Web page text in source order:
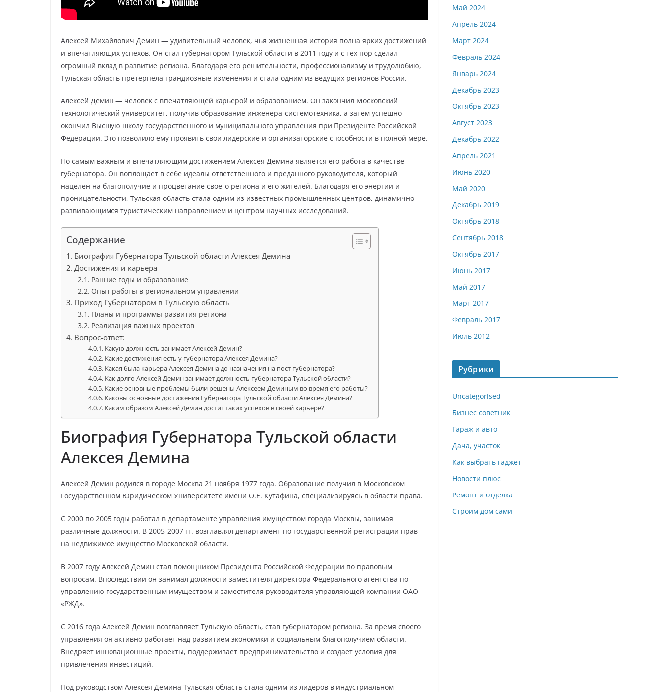
Алексей Михайлович Демин — удивительный человек, чья жизненная история полна ярких достижений
и впечатляющих успехов. Он стал губернатором Тульской области в 2011 году и с тех пор сделал
огромный вклад в развитие региона. Благодаря его решительности, профессионализму и трудолюбию,
Тульская область претерпела грандиозные изменения и стала одним из ведущих регионов России.
Алексей Демин — человек с впечатляющей карьерой и образованием. Он закончил Московский
технологический университет, получив образование инженера-системотехника, а затем успешно
окончил Высшую школу государственного и муниципального управления при Президенте Российской
Федерации. Это позволило ему проявить свои лидерские и организаторские способности в полной мере.
Но самым важным и впечатляющим достижением Алексея Демина является его работа в качестве
губернатора. Он воплощает в себе идеалы ответственного и преданного руководителя, который
нацелен на благополучие и процветание своего региона и его жителей. Благодаря его энергии и
проницательности, Тульская область стала одним из известных промышленных центров, динамично
развивающимся туристическим направлением и центром научных исследований.
Содержание
Биография Губернатора Тульской области Алексея Демина
Достижения и карьера
Ранние годы и образование
Опыт работы в региональном управлении
Приход Губернатором в Тульскую область
Планы и программы развития региона
Реализация важных проектов
Вопрос-ответ:
Какую должность занимает Алексей Демин?
Какие достижения есть у губернатора Алексея Демина?
Какая была карьера Алексея Демина до назначения на пост губернатора?
Как долго Алексей Демин занимает должность губернатора Тульской области?
Какие основные проблемы были решены Алексеем Деминым во время его работы?
Каковы основные достижения Губернатора Тульской области Алексея Демина?
Каким образом Алексей Демин достиг таких успехов в своей карьере?
Биография Губернатора Тульской области
Алексея Демина
Алексей Демин родился в городе Москва 21 ноября 1977 года. Образование получил в Московском
Государственном Юридическом Университете имени О.Е. Кутафина, специализируясь в области права.
С 2000 по 2005 годы работал в департаменте управления имуществом города Москвы, занимая
различные должности. В 2005-2007 гг. возглавлял департамент по государственной регистрации прав
на недвижимое имущество Московской области.
В 2007 году Алексей Демин стал помощником Президента Российской Федерации по правовым
вопросам. Впоследствии он занимал должности заместителя директора Федерального агентства по
управлению государственным имуществом и заместителя руководителя управляющей компании ОАО
«РЖД».
С 2016 года Алексей Демин возглавляет Тульскую область, став губернатором региона. За время своего
управления он активно работает над развитием экономики и социальным благополучием области.
Внедряет инновационные проекты, поддерживает предпринимательство и создает условия для
привлечения инвестиций.
Под руководством Алексея Демина Тульская область стала одним из лидеров в индустриальном
Май 2024
Апрель 2024
Март 2024
Февраль 2024
Январь 2024
Декабрь 2023
Октябрь 2023
Август 2023
Декабрь 2022
Апрель 2021
Июнь 2020
Май 2020
Декабрь 2019
Октябрь 2018
Сентябрь 2018
Октябрь 2017
Июнь 2017
Май 2017
Март 2017
Февраль 2017
Июль 2012
Рубрики
Uncategorised
Бизнес советник
Гараж и авто
Дача, участок
Как выбрать гаджет
Новости плюс
Ремонт и отделка
Строим дом сами